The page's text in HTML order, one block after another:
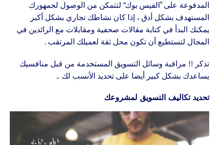
المدفوعة على “الفيس بوك” لتتمكن من الوصول لجمهورك
المستهدف بشكل أدق ، إذا كان نشاطك تجاري بشكل أكبر
يمكنك البدأ في كتابة مقالات صحفية ومقابلات مع الرائدين في
المجال لتستطيع أن تكون محل ثقة لعميلك المرتقب .
تذكر !! مراقبة وسائل التسويق المستخدمة من قبل منافسيك
يساعدك بشكل كبير أيضا على تحديد الأنسب لك ..
تحديد تكاليف التسويق لمشروعك